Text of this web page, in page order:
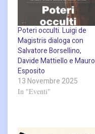
Poteri occulti. Luigi de
Magistris dialoga con
Salvatore Borsellino,
Davide Mattiello e Mauro
Esposito
13 Novembre 2025
In "Eventi"